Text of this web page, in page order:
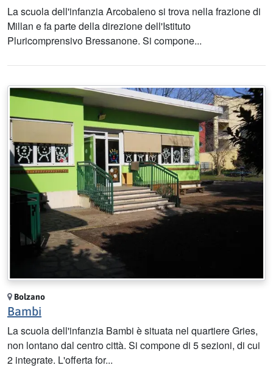
La scuola dell'infanzia Arcobaleno si trova nella frazione di
Millan e fa parte della direzione dell'Istituto
Pluricomprensivo Bressanone. Si compone...
Bolzano
Bambi
La scuola dell'infanzia Bambi è situata nel quartiere Gries,
non lontano dal centro città. Si compone di 5 sezioni, di cui
2 integrate. L'offerta for...